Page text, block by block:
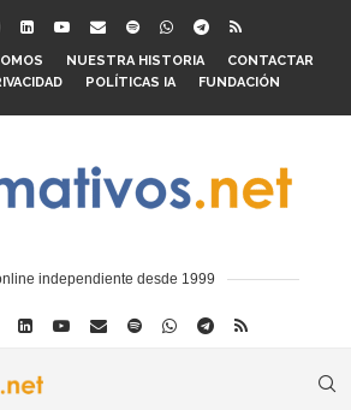
NUESTRA HISTORIA
CONTACTAR
POLÍTICAS IA FUNDACIÓN
independiente desde 1999